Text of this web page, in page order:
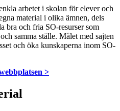
arbetet i skolan för elever och
material i olika ämnen, dels
bra och fria SO-resurser som
samma ställe. Målet med sajten
och öka kunskaperna inom SO-
>